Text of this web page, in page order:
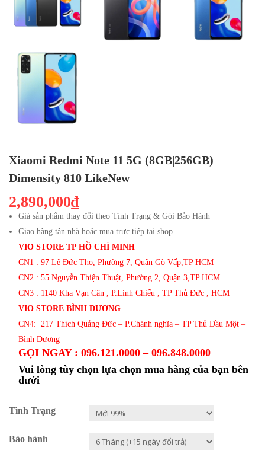
Xiaomi Redmi Note 11 5G (8GB|256GB)
Dimensity 810 LikeNew
2,890,000₫
Giá sản phẩm thay đổi theo Tình Trạng & Gói Bảo Hành
Giao hàng tận nhà hoặc mua trực tiếp tại shop
VIO STORE TP HỒ CHÍ MINH
CN1 : 97 Lê Đức Thọ, Phường 7, Quận Gò Vấp,TP HCM
CN2 : 55 Nguyễn Thiện Thuật, Phường 2, Quận 3,TP HCM
CN3 : 1140 Kha Vạn Cân , P.Linh Chiểu , TP Thủ Đức , HCM
VIO STORE BÌNH DƯƠNG
CN4: 217 Thích Quảng Đức – P.Chánh nghĩa – TP Thủ Dầu Một –
Bình Dương
GỌI NGAY : 096.121.0000 – 096.848.0000
Vui lòng tùy chọn lựa chọn mua hàng của bạn bên
dưới
Tình Trạng
Bảo hành